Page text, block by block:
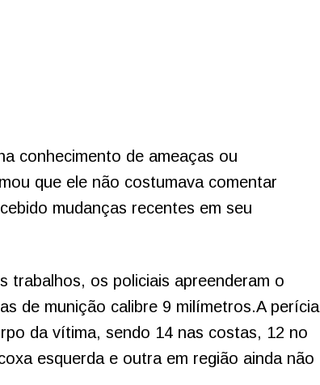
conhecimento de ameaças ou
que ele não costumava comentar
mudanças recentes em seu
os policiais apreenderam o
de munição calibre 9 milímetros.A perícia
da vítima, sendo 14 nas costas, 12 no
esquerda e outra em região ainda não